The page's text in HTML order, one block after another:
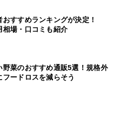
おすすめランキングが決定！
相場・口コミも紹介
野菜のおすすめ通販5選！規格外
フードロスを減らそう